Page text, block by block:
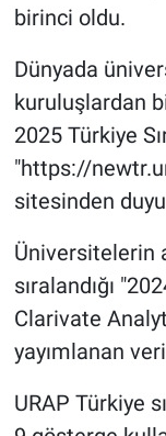
birinci oldu.
Dünyada
kuruluşlardan
2025 Türkiye
"https://
sitesinden
Üniversitelerin
sıralandığı
Clarivate
yayımlanan
URAP Türkiye
Kimdir
Koronavirüs
Kültür
Ne demişti
Nedir
Popüler
Programlar
Sağlık